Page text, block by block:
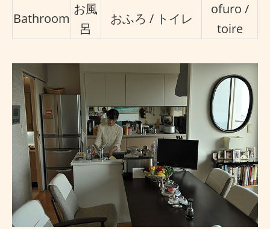
Bathroom
お風
呂
おふろ / トイレ
ofuro /
toire